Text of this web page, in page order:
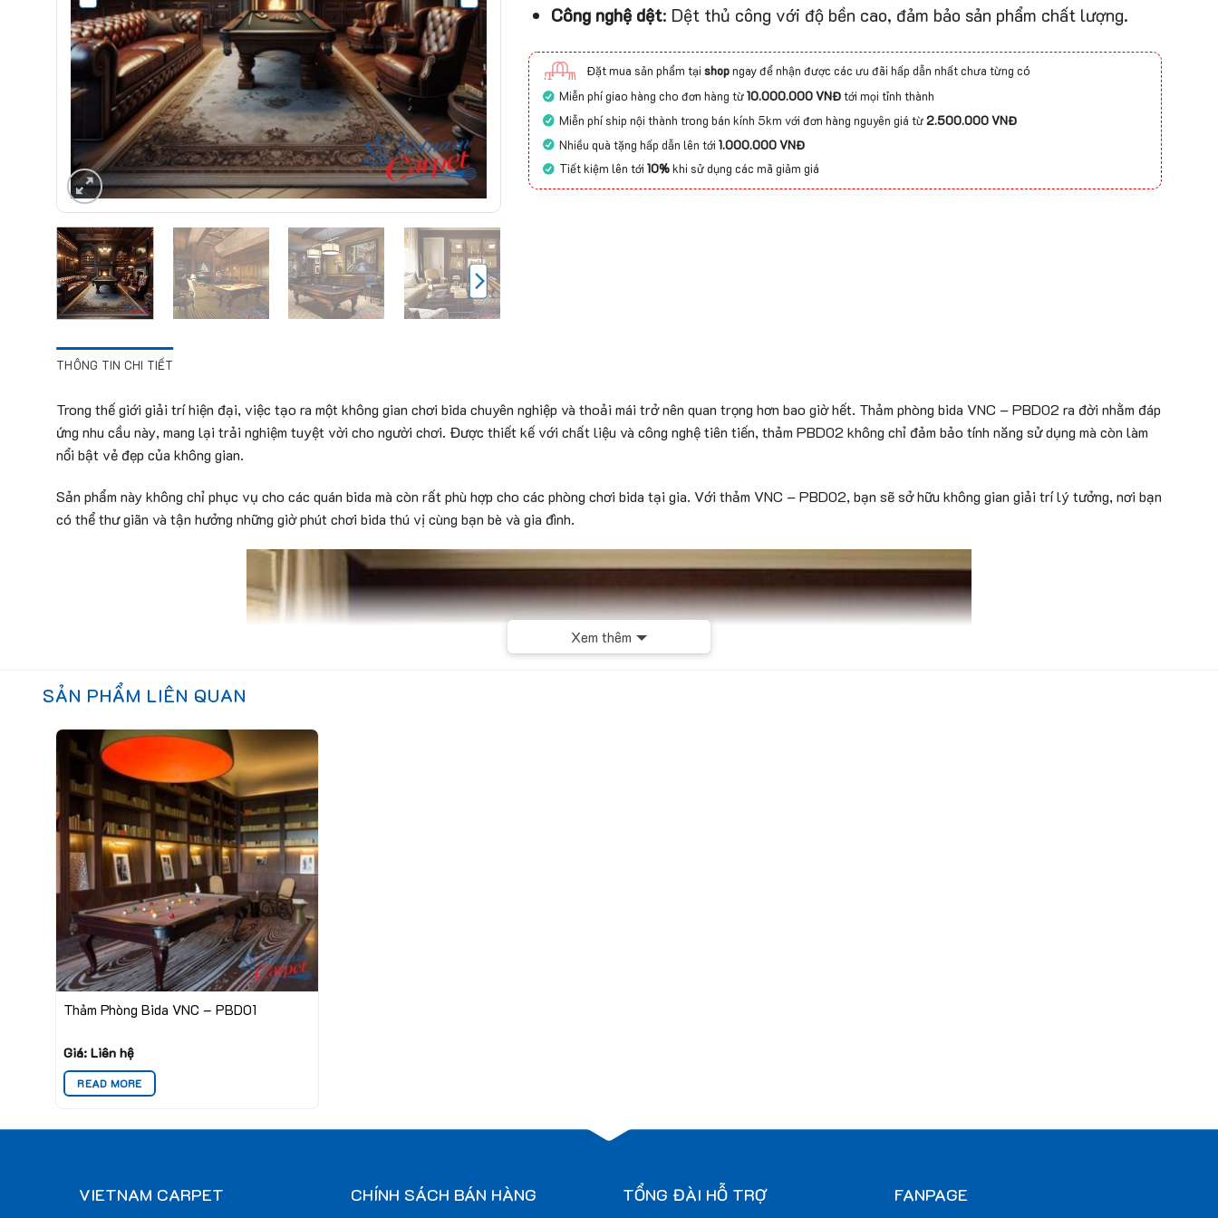
Công nghệ dệt: Dệt thủ công với độ bền cao, đảm bảo sản phẩm chất lượng.
Đặt mua sản phẩm tại shopngay để nhận được các ưu đãi hấp dẫn nhất chưa từng có
Miễn phí giao hàng cho đơn hàng từ10.000.000 VNĐtới mọi tỉnh thành
Miễn phí ship nội thành trong bán kính 5km với đơn hàng nguyên giá từ2.500.000 VNĐ
Nhiều quà tặng hấp dẫn lên tới1.000.000 VNĐ
Tiết kiệm lên tới10%khi sử dụng các mã giảm giá
THÔNG TIN CHI TIẾT
Trong thế giới giải trí hiện đại, việc tạo ra một không gian chơi bida chuyên nghiệp và thoải mái trở nên quan trọng hơn bao giờ hết. Thảm phòng bida VNC – PBD02 ra đời nhằm đáp
ứng nhu cầu này, mang lại trải nghiệm tuyệt vời cho người chơi. Được thiết kế với chất liệu và công nghệ tiên tiến, thảm PBD02 không chỉ đảm bảo tính năng sử dụng mà còn làm
nổi bật vẻ đẹp của không gian.
Sản phẩm này không chỉ phục vụ cho các quán bida mà còn rất phù hợp cho các phòng chơi bida tại gia. Với thảm VNC – PBD02, bạn sẽ sở hữu không gian giải trí lý tưởng, nơi bạn
có thể thư giãn và tận hưởng những giờ phút chơi bida thú vị cùng bạn bè và gia đình.
Xem thêm
SẢN PHẨM LIÊN QUAN
Thảm Phòng Bida VNC – PBD01
Giá: Liên hệ
READ MORE
VIETNAM CARPET CHÍNH SÁCH BÁN HÀNG TỔNG ĐÀI HỖ TRỢ FANPAGE